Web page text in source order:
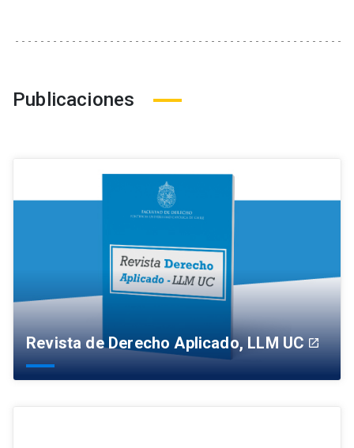
Publicaciones
Revista de Derecho Aplicado, LLM UC launch